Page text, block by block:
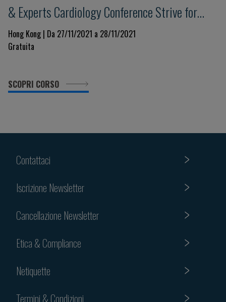
& Experts Cardiology Conference Strive for
Clinical Excellence in COVID Pandemic
Hong Kong | Da 27/11/2021 a 28/11/2021
Gratuita
SCOPRI CORSO
Contattaci
Iscrizione Newsletter
Cancellazione Newsletter
Etica & Compliance
Netiquette
Termini & Condizioni